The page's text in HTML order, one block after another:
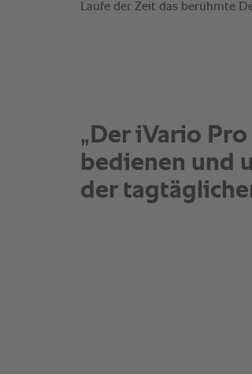
„Der iVario
bedienen und
der